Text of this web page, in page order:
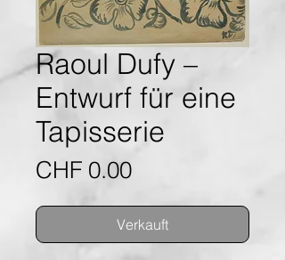
Raoul Dufy –
Entwurf für eine
Tapisserie
CHF 0.00Preis
Verkauft